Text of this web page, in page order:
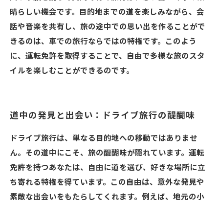
晴らしい機会です。目的地までの道を楽しみながら、会
話や音楽を共有し、旅の途中での思い出を作ることがで
きるのは、車での旅行ならではの特権です。このよう
に、運転免許を取得することで、自由で多様な旅のスタ
イルを楽しむことができるのです。
道中の発見と出会い：ドライブ旅行の醍醐味
ドライブ旅行は、単なる目的地への移動ではありませ
ん。その道中にこそ、旅の醍醐味が隠れています。運転
免許を持つあなたは、自由に道を選び、好きな場所に立
ち寄れる特権を得ています。この自由は、意外な発見や
素敵な出会いをもたらしてくれます。例えば、地元の小